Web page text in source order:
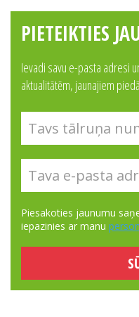
PIETEIKTIES
Ievadi savu e-pasta adresi
aktualitātēm, jaunajiem
Piesakoties jaunumu
iepazinies ar manu